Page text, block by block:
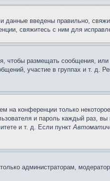
введены правильно,
свяжитесь с ним для
чтобы размещать сообщения,
участие в группах и т. д.
на конференции только
и пароль каждый раз,
и т. д. Если пункт
администраторам,